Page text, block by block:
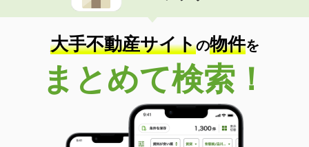
大手不動産サイトの物件を
まとめて検索！